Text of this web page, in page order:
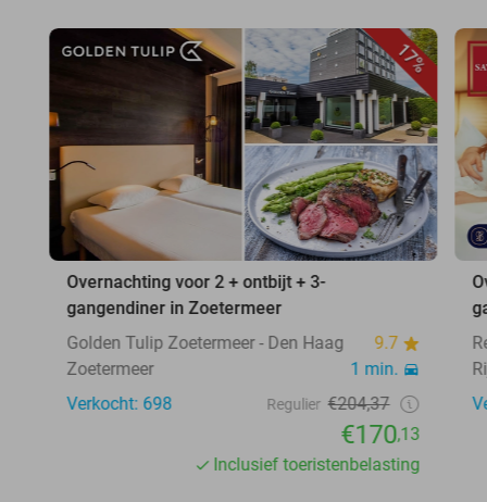
17%
Overnachting voor 2 + ontbijt + 3-
gangendiner in Zoetermeer
Golden Tulip Zoetermeer - Den Haag
9.7
Zoetermeer
1 min.
Verkocht: 698
Regulier €204,37
€170,13
Inclusief toeristenbelasting